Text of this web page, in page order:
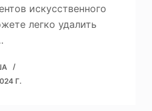
искусственного
легко удалить
Г.